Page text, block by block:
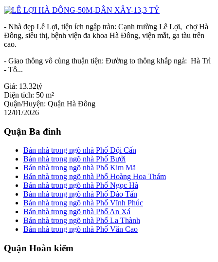
- Nhà đẹp Lê Lợi, tiện ích ngập tràn: Cạnh trường Lê Lợi, chợ Hà
Đông, siêu thị, bệnh viện đa khoa Hà Đông, viện mắt, ga tàu trên
cao.
- Giao thông vô cùng thuận tiện: Đường to thông khắp ngả: Hà Trì
- Tô...
Giá: 13.32tỷ
Diện tích: 50 m²
Quận/Huyện: Quận Hà Đông
12/01/2026
Quận Ba đình
Bán nhà trong ngõ nhà Phố Đội Cấn
Bán nhà trong ngõ nhà Phố Bưởi
Bán nhà trong ngõ nhà Phố Kim Mã
Bán nhà trong ngõ nhà Phố Hoàng Hoa Thám
Bán nhà trong ngõ nhà Phố Ngọc Hà
Bán nhà trong ngõ nhà Phố Đào Tấn
Bán nhà trong ngõ nhà Phố Vĩnh Phúc
Bán nhà trong ngõ nhà Phố An Xá
Bán nhà trong ngõ nhà Phố La Thành
Bán nhà trong ngõ nhà Phố Văn Cao
Quận Hoàn kiếm